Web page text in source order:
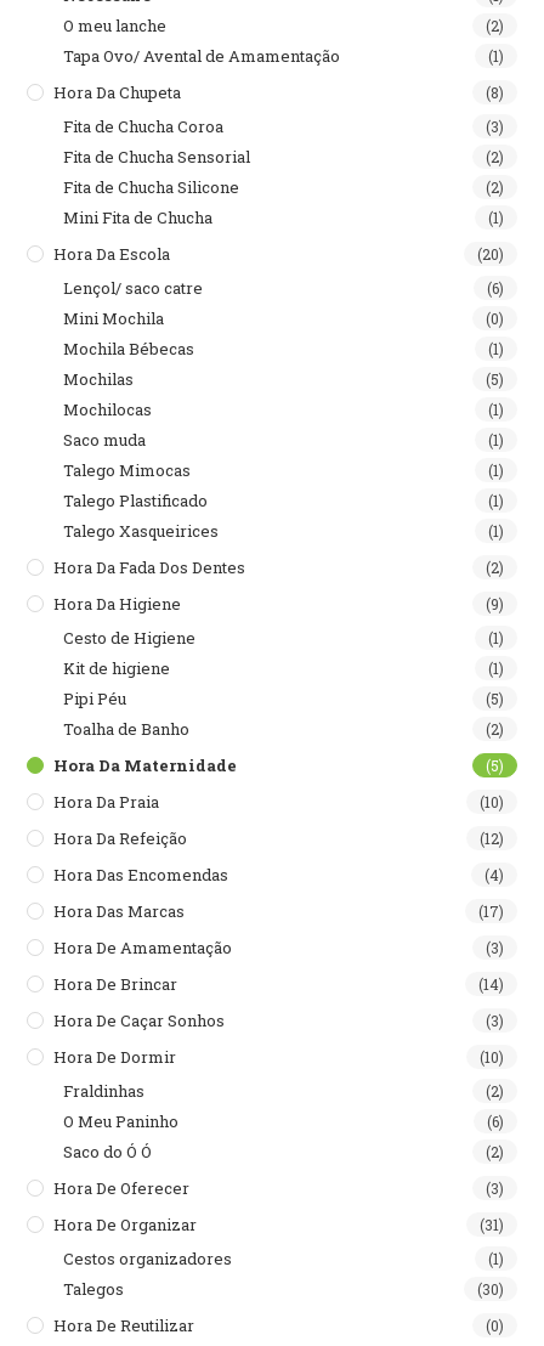
O meu lanche (2)
Tapa Ovo/ Avental de Amamentação (1)
Hora Da Chupeta (8)
Fita de Chucha Coroa (3)
Fita de Chucha Sensorial (2)
Fita de Chucha Silicone (2)
Mini Fita de Chucha (1)
Hora Da Escola (20)
Lençol/ saco catre (6)
Mini Mochila (0)
Mochila Bébecas (1)
Mochilas (5)
Mochilocas (1)
Saco muda (1)
Talego Mimocas (1)
Talego Plastificado (1)
Talego Xasqueirices (1)
Hora Da Fada Dos Dentes (2)
Hora Da Higiene (9)
Cesto de Higiene (1)
Kit de higiene (1)
Pipi Péu (5)
Toalha de Banho (2)
Hora Da Maternidade (5)
Hora Da Praia (10)
Hora Da Refeição (12)
Hora Das Encomendas (4)
Hora Das Marcas (17)
Hora De Amamentação (3)
Hora De Brincar (14)
Hora De Caçar Sonhos (3)
Hora De Dormir (10)
Fraldinhas (2)
O Meu Paninho (6)
Saco do Ó Ó (2)
Hora De Oferecer (3)
Hora De Organizar (31)
Cestos organizadores (1)
Talegos (30)
Hora De Reutilizar (0)